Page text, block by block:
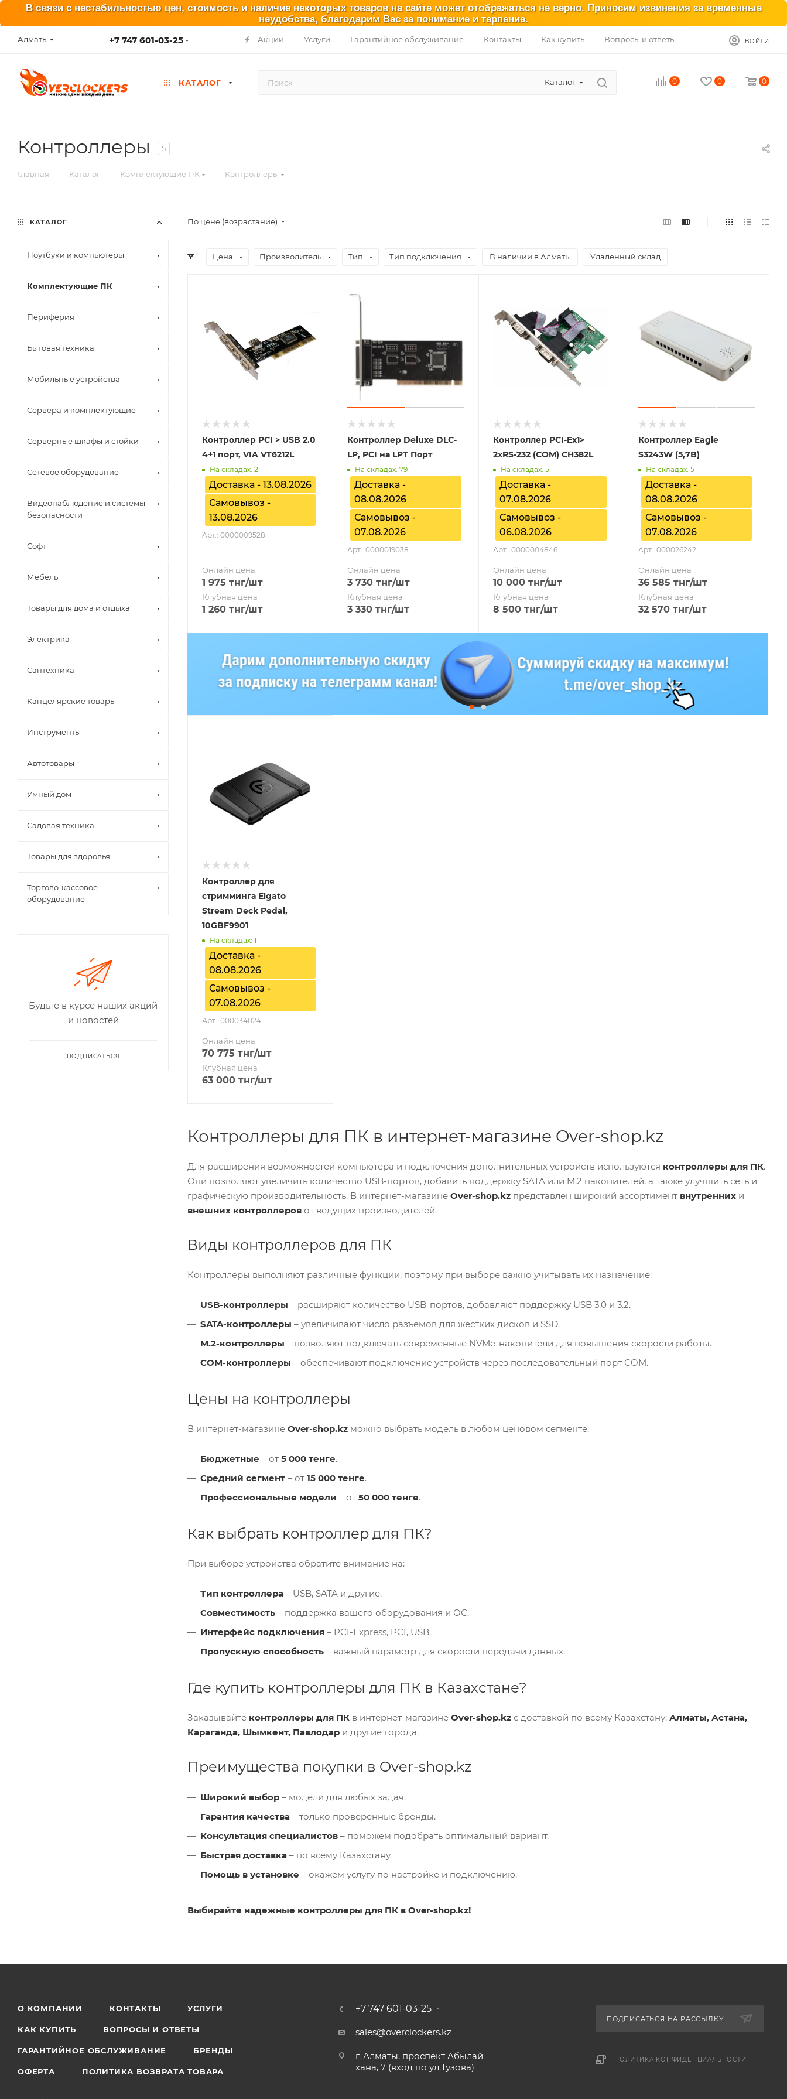
В связи с нестабильностью цен, стоимость и наличие некоторых товаров на сайте может отображаться не верно. Приносим извинения за временные
неудобства, благодарим Вас за понимание и терпение.
Алматы +7 747 601-03-25 Акции Услуги Гарантийное обслуживание Контакты Как купить Вопросы и ответы ВОЙТИ
КАТАЛОГ Каталог 0 0 0
Контроллеры 5
Главная — Каталог — Комплектующие ПК — Контроллеры
По цене (возрастание)
Цена Производитель Тип Тип подключения В наличии в Алматы Удаленный склад
Контроллер PCI > USB 2.0
4+1 порт, VIA VT6212L
На складах: 2
Доставка - 13.08.2026
Самовывоз -
13.08.2026
Арт.: 0000009528
Онлайн цена
1 975 тнг/шт
Клубная цена
1 260 тнг/шт
Контроллер Deluxe DLC-
LP, PCI на LPT Порт
На складах: 79
Доставка -
08.08.2026
Самовывоз -
07.08.2026
Арт.: 0000019038
Онлайн цена
3 730 тнг/шт
Клубная цена
3 330 тнг/шт
Контроллер PCI-Ex1>
2xRS-232 (COM) CH382L
На складах: 5
Доставка -
07.08.2026
Самовывоз -
06.08.2026
Арт.: 0000004846
Онлайн цена
10 000тнг/шт
Клубная цена
8 500тнг/шт
Контроллер Eagle
S3243W (5,7B)
На складах: 5
Доставка -
08.08.2026
Самовывоз -
07.08.2026
Арт.: 000026242
Онлайн цена
36 585 тнг/шт
Клубная цена
32 570тнг/шт
Контроллер для
стримминга Elgato
Stream Deck Pedal,
10GBF9901
На складах: 1
Доставка -
08.08.2026
Самовывоз -
07.08.2026
Арт.: 000034024
Онлайн цена
70 775 тнг/шт
Клубная цена
63 000 тнг/шт
Контроллеры для ПК в интернет-магазине Over-shop.kz
Для расширения возможностей компьютера и подключения дополнительных устройств используются контроллеры для ПК.
Они позволяют увеличить количество USB-портов, добавить поддержку SATA или M.2 накопителей, а также улучшить сеть и
графическую производительность. В интернет-магазине Over-shop.kz представлен широкий ассортимент внутренних и
внешних контроллеров от ведущих производителей.
Виды контроллеров для ПК
Контроллеры выполняют различные функции, поэтому при выборе важно учитывать их назначение:
USB-контроллеры – расширяют количество USB-портов, добавляют поддержку USB 3.0 и 3.2.
SATA-контроллеры – увеличивают число разъемов для жестких дисков и SSD.
M.2-контроллеры – позволяют подключать современные NVMe-накопители для повышения скорости работы.
COM-контроллеры – обеспечивают подключение устройств через последовательный порт COM.
Цены на контроллеры
В интернет-магазине Over-shop.kz можно выбрать модель в любом ценовом сегменте:
Бюджетные – от 5 000 тенге.
Средний сегмент – от 15 000 тенге.
Профессиональные модели – от 50 000 тенге.
Как выбрать контроллер для ПК?
При выборе устройства обратите внимание на:
Тип контроллера – USB, SATA и другие.
Совместимость – поддержка вашего оборудования и ОС.
Интерфейс подключения – PCI-Express, PCI, USB.
Пропускную способность – важный параметр для скорости передачи данных.
Где купить контроллеры для ПК в Казахстане?
Заказывайте контроллеры для ПК в интернет-магазине Over-shop.kz с доставкой по всему Казахстану: Алматы, Астана,
Караганда, Шымкент, Павлодар и другие города.
Преимущества покупки в Over-shop.kz
Широкий выбор – модели для любых задач.
Гарантия качества – только проверенные бренды.
Консультация специалистов – поможем подобрать оптимальный вариант.
Быстрая доставка – по всему Казахстану.
Помощь в установке – окажем услугу по настройке и подключению.
Выбирайте надежные контроллеры для ПК в Over-shop.kz!
КАТАЛОГ
Ноутбуки и компьютеры
Комплектующие ПК
Периферия
Бытовая техника
Мобильные устройства
Сервера и комплектующие
Серверные шкафы и стойки
Сетевое оборудование
Видеонаблюдение и системы
безопасности
Софт
Мебель
Товары для дома и отдыха
Электрика
Сантехника
Канцелярские товары
Инструменты
Автотовары
Умный дом
Садовая техника
Товары для здоровья
Торгово-кассовое
оборудование
Будьте в курсе наших акций
и новостей
ПОДПИСАТЬСЯ
О КОМПАНИИ КОНТАКТЫ УСЛУГИ
КАК КУПИТЬ ВОПРОСЫ И ОТВЕТЫ
ГАРАНТИЙНОЕ ОБСЛУЖИВАНИЕ БРЕНДЫ
ОФЕРТА ПОЛИТИКА ВОЗВРАТА ТОВАРА
+7 747 601-03-25
sales@overclockers.kz
г. Алматы, проспект Абылай
хана, 7 (вход по ул.Тузова)
ПОДПИСАТЬСЯ НА РАССЫЛКУ
ПОЛИТИКА КОНФИДЕНЦИАЛЬНОСТИ